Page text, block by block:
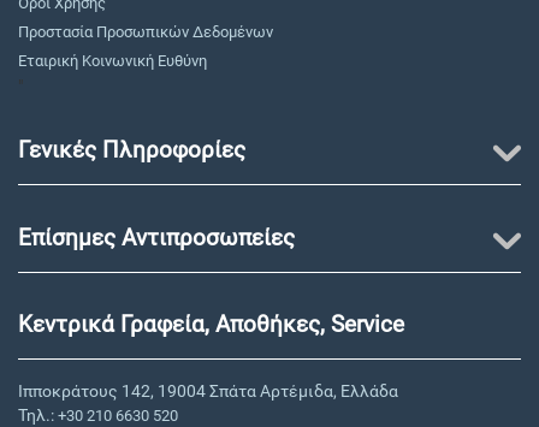
Προστασία Προσωπικών Δεδομένων
Εταιρική Κοινωνική Ευθύνη
"
Γενικές Πληροφορίες
Επίσημες Αντιπροσωπείες
Κεντρικά Γραφεία, Αποθήκες, Service
Ιπποκράτους 142, 19004 Σπάτα Αρτέμιδα, Ελλάδα
Τηλ.: +30 210 6630 520